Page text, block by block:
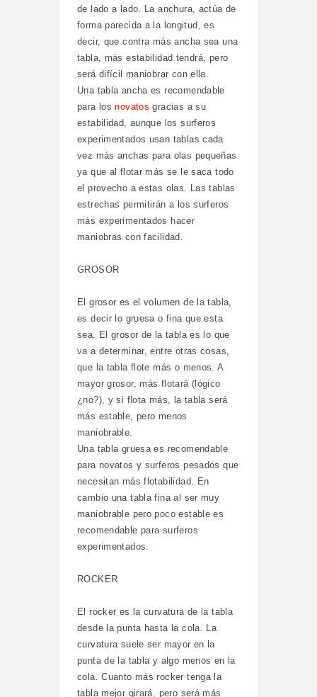
de lado a lado. La anchura, actúa de
forma parecida a la longitud, es
decir, que contra más ancha sea una
tabla, más estabilidad tendrá, pero
será difícil maniobrar con ella.
Una tabla ancha es recomendable
para losnovatos gracias a su
estabilidad, aunque los surferos
experimentados usan tablas cada
vez más anchas para olas pequeñas
ya que al flotar más se le saca todo
el provecho a estas olas. Las tablas
estrechas permitirán a los surferos
más experimentados hacer
maniobras con facilidad.
GROSOR
El grosor es el volumen de la tabla,
es decir lo gruesa o fina que esta
sea. El grosor de la tabla es lo que
va a determinar, entre otras cosas,
que la tabla flote más o menos. A
mayor grosor, más flotará (lógico
¿no?), y si flota más, la tabla será
más estable, pero menos
maniobrable.
Una tabla gruesa es recomendable
para novatos y surferos pesados que
necesitan más flotabilidad. En
cambio una tabla fina al ser muy
maniobrable pero poco estable es
recomendable para surferos
experimentados.
ROCKER
El rocker es la curvatura de la tabla
desde la punta hasta la cola. La
curvatura suele ser mayor en la
punta de la tabla y algo menos en la
cola. Cuanto más rocker tenga la
tabla mejor girará, pero será más